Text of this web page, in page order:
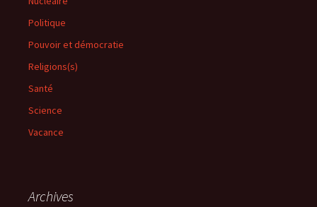
Politique
Pouvoir et démocratie
Religions(s)
Santé
Science
Vacance
Archives